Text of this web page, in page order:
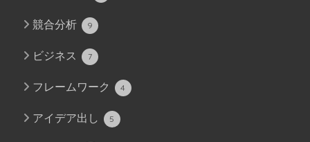
競合分析 9
ビジネス 7
フレームワーク 4
アイデア出し 5